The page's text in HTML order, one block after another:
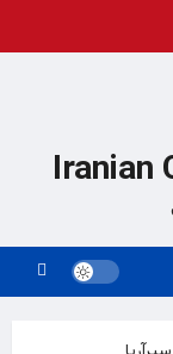
Iranian